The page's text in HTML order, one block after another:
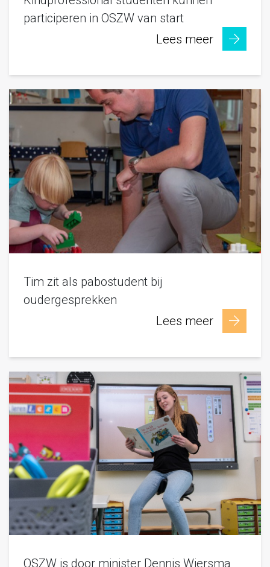
participeren in OSZW van start
Lees meer
Tim zit als pabostudent bij
oudergesprekken
Lees meer
OSZW is door minister Dennis Wiersma